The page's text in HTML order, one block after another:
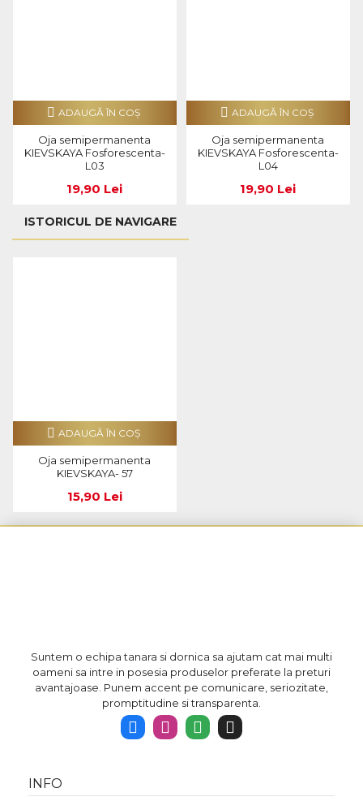
Oja semipermanenta
KIEVSKAYA Fosforescenta-
L03
19,90 Lei
ADAUGĂ ÎN COŞ
Oja semipermanenta
KIEVSKAYA Fosforescenta-
L04
19,90 Lei
ADAUGĂ ÎN COŞ
ISTORICUL DE NAVIGARE
Oja semipermanenta
KIEVSKAYA- 57
15,90 Lei
ADAUGĂ ÎN COŞ
Suntem o echipa tanara si dornica sa ajutam cat mai multi
oameni sa intre in posesia produselor preferate la preturi
avantajoase. Punem accent pe comunicare, seriozitate,
promptitudine si transparenta.
INFO